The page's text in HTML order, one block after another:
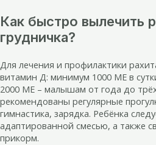
Как быстро вылечить
грудничка?
Для лечения и профилактики
витамин Д: минимум 1000 МЕ в
2000 МЕ – малышам от года до
рекомендованы регулярные
гимнастика, зарядка. Ребёнка
адаптированной смесью, а также
прикорм.